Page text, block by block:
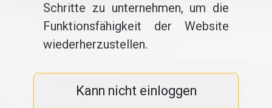
Schritte zu unternehmen, um die
Funktionsfähigkeit der Website
wiederherzustellen.
Kann nicht einloggen